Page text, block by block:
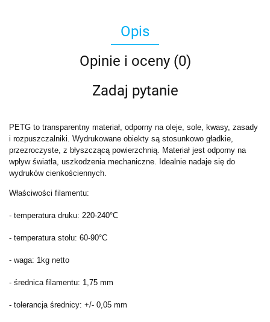
Opis
Opinie i oceny (0)
Zadaj pytanie
PETG to transparentny materiał, odporny na oleje, sole, kwasy, zasady
i rozpuszczalniki. Wydrukowane obiekty są stosunkowo gładkie,
przezroczyste, z błyszczącą powierzchnią. Materiał jest odporny na
wpływ światła, uszkodzenia mechaniczne. Idealnie nadaje się do
wydruków cienkościennych.
Właściwości filamentu:
- temperatura druku: 220-240°C
- temperatura stołu: 60-90°C
- waga: 1kg netto
- średnica filamentu: 1,75 mm
- tolerancja średnicy: +/- 0,05 mm